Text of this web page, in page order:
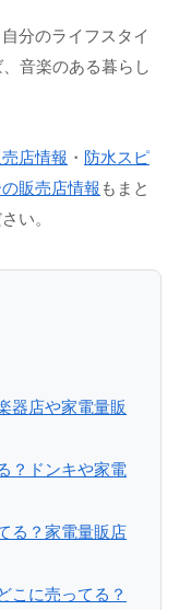
分のライフスタイ
音楽のある暮らし
店情報 ・ 防水スピ
販売店情報 もまと
い。
器店や家電量販
？ドンキや家電
る？家電量販店
こに売ってる？